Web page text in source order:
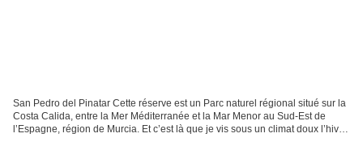
San Pedro del Pinatar Cette réserve est un Parc naturel régional situé sur la
Costa Calida, entre la Mer Méditerranée et la Mar Menor au Sud-Est de
l’Espagne, région de Murcia. Et c’est là que je vis sous un climat doux l’hiver